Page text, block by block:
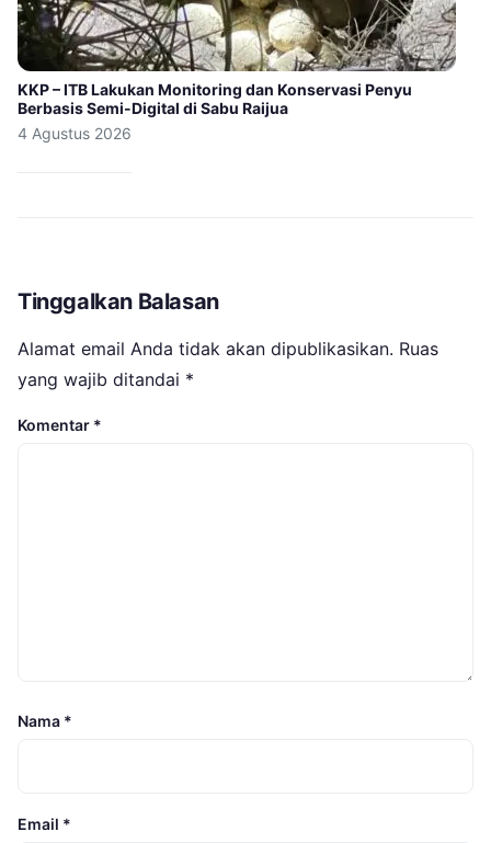
KKP – ITB Lakukan Monitoring dan Konservasi Penyu
Berbasis Semi-Digital di Sabu Raijua
4 Agustus 2026
Tinggalkan Balasan
Alamat email Anda tidak akan dipublikasikan. Ruas
yang wajib ditandai *
Komentar *
Nama *
Email *